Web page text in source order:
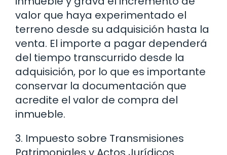
valor que haya experimentado el
terreno desde su adquisición hasta la
venta. El importe a pagar dependerá
del tiempo transcurrido desde la
adquisición, por lo que es importante
conservar la documentación que
acredite el valor de compra del
inmueble.
3. Impuesto sobre Transmisiones